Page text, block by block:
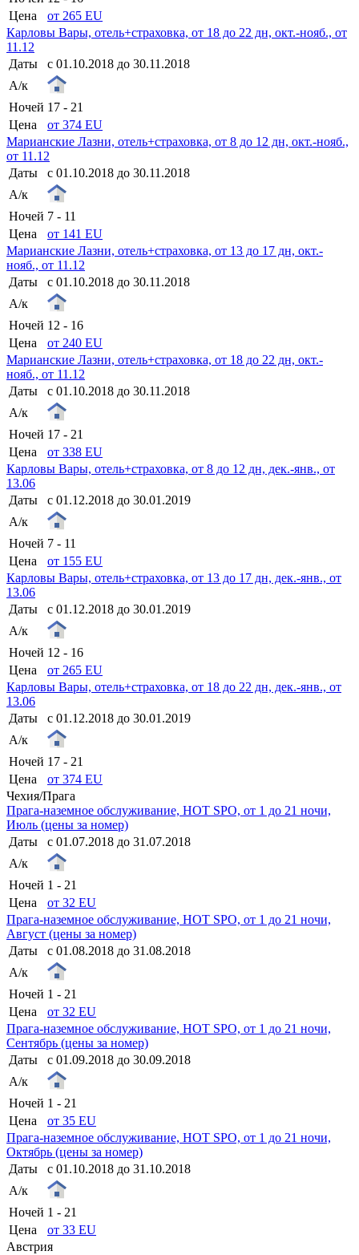
Цена
от 265 EU
Карловы Вары, отель+страховка, от 18 до 22 дн, окт.-нояб., от
11.12
Даты
с 01.10.2018 до 30.11.2018
А/к
Ночей 17 - 21
Цена
от 374 EU
Марианские Лазни, отель+страховка, от 8 до 12 дн, окт.-нояб.,
от 11.12
Даты
с 01.10.2018 до 30.11.2018
А/к
Ночей 7 - 11
Цена
от 141 EU
Марианские Лазни, отель+страховка, от 13 до 17 дн, окт.-
нояб., от 11.12
Даты
с 01.10.2018 до 30.11.2018
А/к
Ночей 12 - 16
Цена
от 240 EU
Марианские Лазни, отель+страховка, от 18 до 22 дн, окт.-
нояб., от 11.12
Даты
с 01.10.2018 до 30.11.2018
А/к
Ночей 17 - 21
Цена
от 338 EU
Карловы Вары, отель+страховка, от 8 до 12 дн, дек.-янв., от
13.06
Даты
с 01.12.2018 до 30.01.2019
А/к
Ночей 7 - 11
Цена
от 155 EU
Карловы Вары, отель+страховка, от 13 до 17 дн, дек.-янв., от
13.06
Даты
с 01.12.2018 до 30.01.2019
А/к
Ночей 12 - 16
Цена
от 265 EU
Карловы Вары, отель+страховка, от 18 до 22 дн, дек.-янв., от
13.06
Даты
с 01.12.2018 до 30.01.2019
А/к
Ночей 17 - 21
Цена
от 374 EU
Чехия/Прага
Прага-наземное обслуживание, HOT SPO, от 1 до 21 ночи,
Июль (цены за номер)
Даты
с 01.07.2018 до 31.07.2018
А/к
Ночей 1 - 21
Цена
от 32 EU
Прага-наземное обслуживание, HOT SPO, от 1 до 21 ночи,
Август (цены за номер)
Даты
с 01.08.2018 до 31.08.2018
А/к
Ночей 1 - 21
Цена
от 32 EU
Прага-наземное обслуживание, HOT SPO, от 1 до 21 ночи,
Сентябрь (цены за номер)
Даты
с 01.09.2018 до 30.09.2018
А/к
Ночей 1 - 21
Цена
от 35 EU
Прага-наземное обслуживание, HOT SPO, от 1 до 21 ночи,
Октябрь (цены за номер)
Даты
с 01.10.2018 до 31.10.2018
А/к
Ночей 1 - 21
Цена
от 33 EU
Австрия